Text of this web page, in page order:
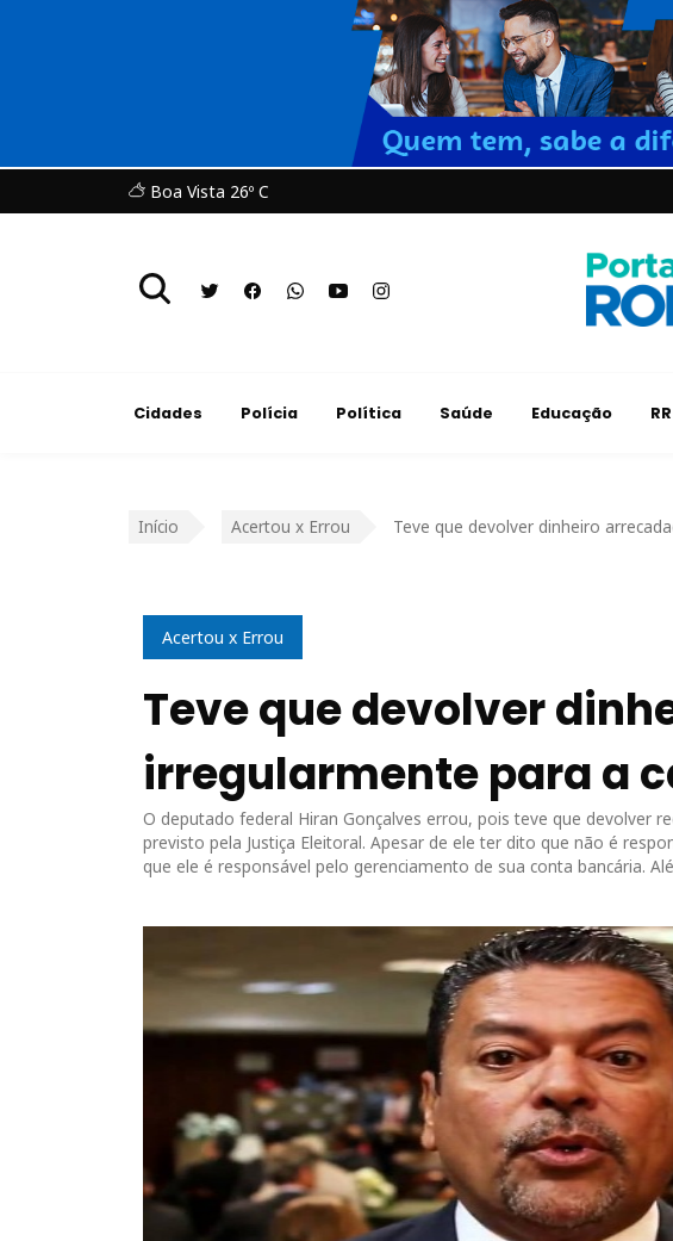
Boa Vista 26º C
Cidades Polícia Política Saúde Educação
Início Acertou x Errou Teve que devolver dinheiro
Acertou x Errou
Teve que devolver
irregularmente para a
O deputado federal Hiran Gonçalves errou, pois teve que devolver
previsto pela Justiça Eleitoral. Apesar de ele ter dito que não é
que ele é responsável pelo gerenciamento de sua conta bancária.